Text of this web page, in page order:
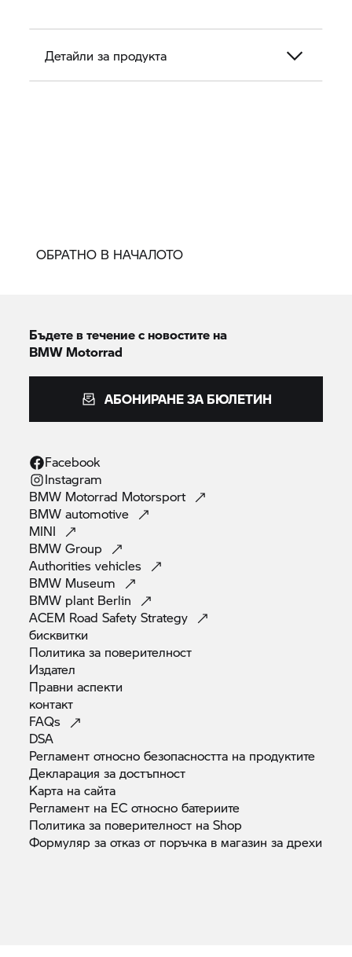
Детайли за продукта
ОБРАТНО В НАЧАЛОТО
Бъдете в течение с новостите на
BMW Motorrad
АБОНИРАНЕ ЗА БЮЛЕТИН
Facebook
Instagram
BMW Motorrad Motorsport
BMWautomotive
MINI
BMWGroup
Authoritiesvehicles
BMW Museum
BMW plant Berlin
ACEM Road SafetyStrategy
бисквитки
Политика за поверителност
Издател
Правниаспекти
контакт
FAQs
DSA
Регламент относно безопасността на продуктите
Декларация задостъпност
Карта насайта
Регламент на ЕС относнобатериите
Политика за поверителност наShop
Формуляр за отказ от поръчка в магазин задрехи